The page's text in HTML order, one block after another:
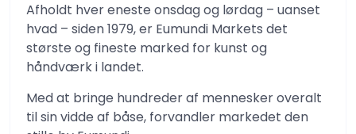
Afholdt hver eneste onsdag og lørdag – uanset
hvad – siden 1979, er Eumundi Markets det
største og fineste marked for kunst og
håndværk i landet.
Med at bringe hundreder af mennesker overalt
til sin vidde af båse, forvandler markedet den